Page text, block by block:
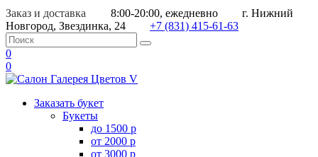
Заказ и доставка 8:00-20:00, ежедневно
г. Нижний
Новгород, Звездинка, 24
+7 (831) 415-61-63
0
0
Заказать букет
Букеты
до 1500 р
от 2000 р
от 3000 р